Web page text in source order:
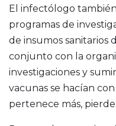
El infectólogo
programas de
de insumos sanitarios
conjunto con la
investigaciones y
vacunas se hacían
pertenece más, pierde